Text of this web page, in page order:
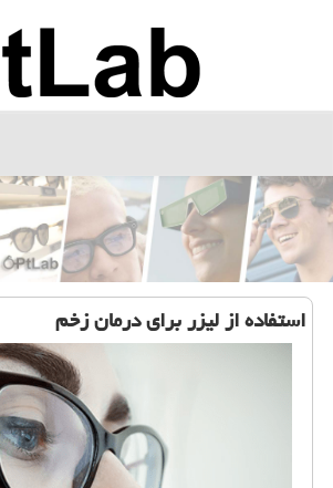
استفاده از لیزر برای درمان زخم